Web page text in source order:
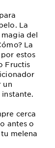
La
del
La
estos
Fructis
un
cerca
antes o
melena